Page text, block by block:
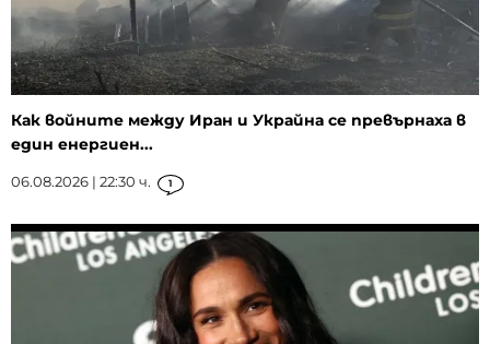
Как войните между Иран и Украйна се превърнаха в
един енергиен...
06.08.2026 | 22:30 ч. 1